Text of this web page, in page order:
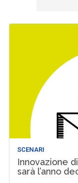
SCENARI
Innovazione
sarà l’anno